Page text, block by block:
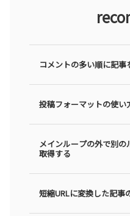
コメントの多い順に記事
投稿フォーマットの使い
メインループの外で別の
取得する
短縮URLに変換した記事